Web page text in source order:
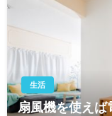
生活
扇風機を使え